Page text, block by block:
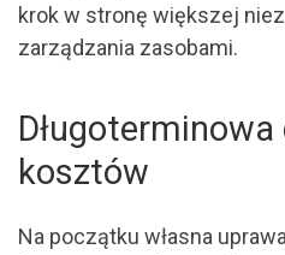
krok w stronę większej
zarządzania zasobami.
kosztów
Na początku własna